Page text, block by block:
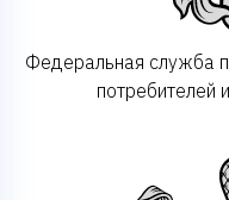
Федеральная служба
потребителей